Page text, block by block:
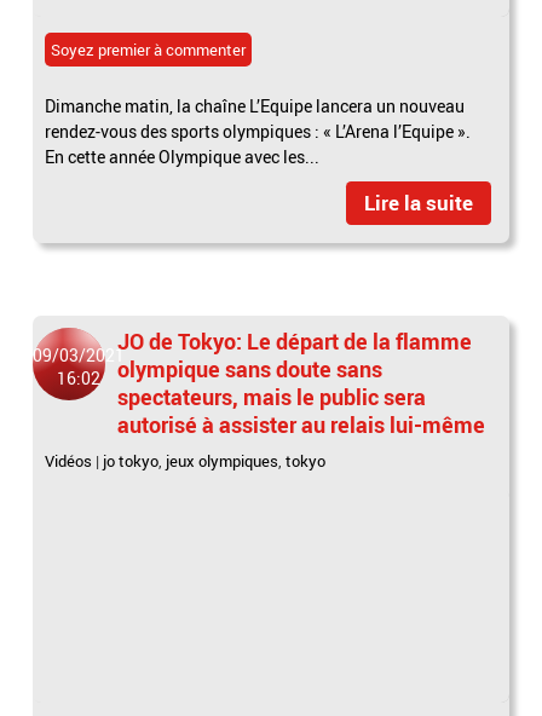
Soyez premier à commenter
Dimanche matin, la chaîne L’Equipe lancera un nouveau
rendez-vous des sports olympiques : « L’Arena l’Equipe ».
En cette année Olympique avec les...
Lire la suite
09/03/2021
16:02
JO de Tokyo: Le départ de la flamme
olympique sans doute sans
spectateurs, mais le public sera
autorisé à assister au relais lui-même
Vidéos | jo tokyo, jeux olympiques,tokyo